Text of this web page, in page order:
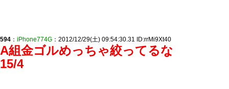
594 ： iPhone774G ：2012/12/29(土) 09:54:30.31 ID:rrMi9Xt40
A組金ゴルめっちゃ絞ってるな
15/4